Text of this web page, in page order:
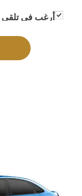
أرغب في تلقي
بمعلومات